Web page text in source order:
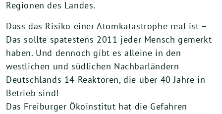
Regionen des Landes.
Dass das Risiko einer Atomkatastrophe real ist –
Das sollte spätestens 2011 jeder Mensch gemerkt
haben. Und dennoch gibt es alleine in den
westlichen und südlichen Nachbarländern
Deutschlands 14 Reaktoren, die über 40 Jahre in
Betrieb sind!
Das Freiburger Ökoinstitut hat die Gefahren